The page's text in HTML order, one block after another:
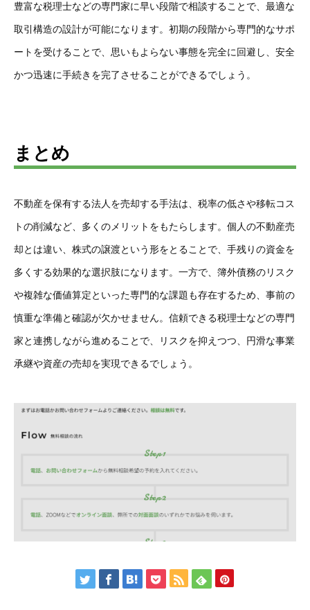
豊富な税理士などの専門家に早い段階で相談することで、最適な
取引構造の設計が可能になります。初期の段階から専門的なサポ
ートを受けることで、思いもよらない事態を完全に回避し、安全
かつ迅速に手続きを完了させることができるでしょう。
まとめ
不動産を保有する法人を売却する手法は、税率の低さや移転コス
トの削減など、多くのメリットをもたらします。個人の不動産売
却とは違い、株式の譲渡という形をとることで、手残りの資金を
多くする効果的な選択肢になります。一方で、簿外債務のリスク
や複雑な価値算定といった専門的な課題も存在するため、事前の
慎重な準備と確認が欠かせません。信頼できる税理士などの専門
家と連携しながら進めることで、リスクを抑えつつ、円滑な事業
承継や資産の売却を実現できるでしょう。